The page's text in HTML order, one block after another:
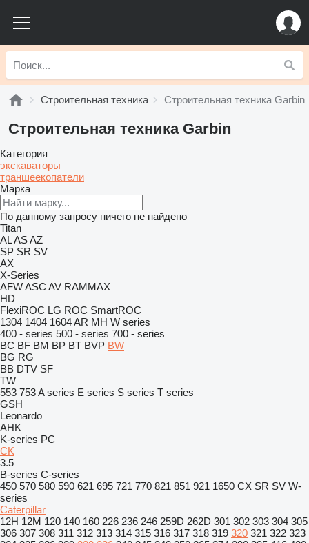
Строительная техника Строительная техника Garbin
Строительная техника Garbin
Категория
экскаваторы
траншеекопатели
Марка
По данному запросу ничего не найдено
Titan
ALASAZ
SP SR SV
AX
X-Series
AFWASC AV RAMMAX
HD
FlexiROC LG ROC SmartROC
1304 1404 1604AR MH W series
400 - series 500 - series 700 - series
BC BF BM BP BT BVP BW
BG RG
BB DTV SF
TW
553 753A series E series S series T series
GSH
Leonardo
AHK
K-series PC
CK
3.5
B-series C-series
450 570 580 590 621 695 721 770 821 851 921 1650 CX SR SV W-
series
Caterpillar
12H 12M 120 140 160 226 236 246 259D 262D 301 302 303 304 305
306 307 308 311 312 313 314 315 316 317 318 319 320 321 322 323